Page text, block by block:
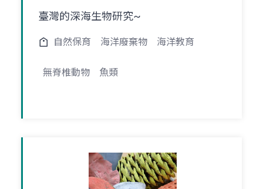
臺灣的深海生物研究~
自然保育 海洋廢棄物 海洋教育
無脊椎動物 魚類